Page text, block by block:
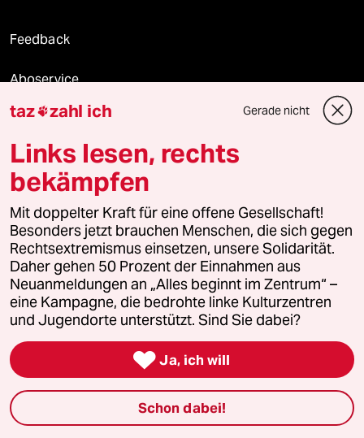
Feedback
Aboservice
ePaper Login
Downloads für Abonnierende
© 2026 taz Verlags und Vertriebs GmbH
Alle Rechte vorbehalten. Bei rechtlichen Fragen oder für Genehmigungen
wenden Sie sich bitte an lizenzen@taz.de
Feedback Redaktionsstatut Kommune-Richtlinien KI-
Leitlinie Datenschutz
Seitenwende Einwilligungen widerrufen (Ads)
taz zahl ich Gerade nicht
Links lesen, rechts
bekämpfen
Mit doppelter Kraft für eine offene Gesellschaft!
Besonders jetzt brauchen Menschen, die sich gegen
Rechtsextremismus einsetzen, unsere Solidarität.
Daher gehen 50 Prozent der Einnahmen aus
Neuanmeldungen an „Alles beginnt im Zentrum“ –
eine Kampagne, die bedrohte linke Kulturzentren
und Jugendorte unterstützt. Sind Sie dabei?
 Ja, ich will
Schon dabei!